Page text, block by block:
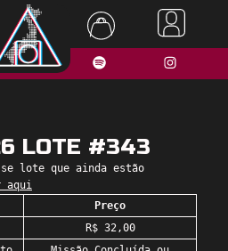
LOTE #343
lote que ainda estão
aqui
Preço
R$ 32,00